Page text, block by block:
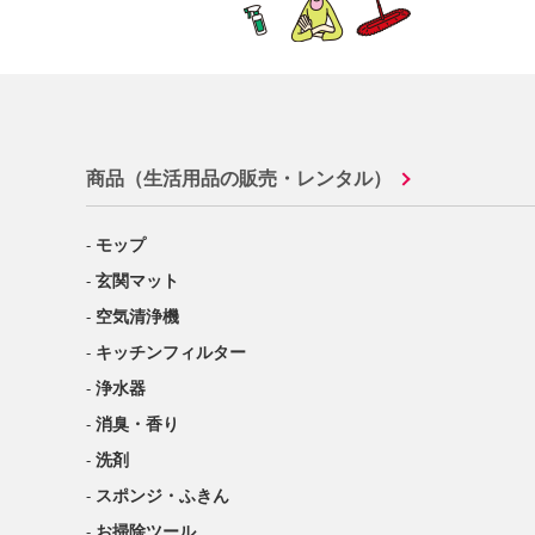
商品（生活用品の販売・レンタル）
モップ
玄関マット
空気清浄機
キッチンフィルター
浄水器
消臭・香り
洗剤
スポンジ・ふきん